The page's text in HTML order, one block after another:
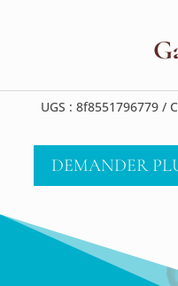
UGS : 8f8551796779
DEMANDER